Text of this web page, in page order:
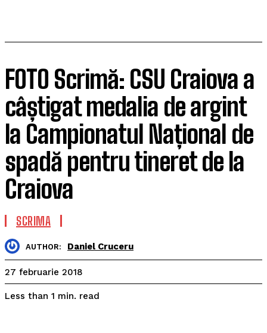
FOTO Scrimă: CSU Craiova a
câștigat medalia de argint
la Campionatul Național de
spadă pentru tineret de la
Craiova
SCRIMA
AUTHOR: Daniel Cruceru
27 februarie 2018
Less than 1 min. read